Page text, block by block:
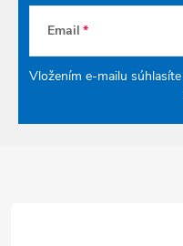
Email
Vložením e-mailu